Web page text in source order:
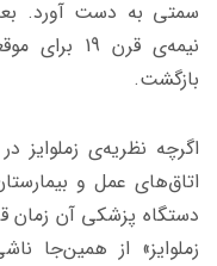
سمتی به دست آورد.
نیمه‌ی
بازگشت.
اگرچه نظریه‌ی زملوایز
اتاق‌های عمل و
دستگاه پزشکی آن زمان
زملوایز» از همین‌جا